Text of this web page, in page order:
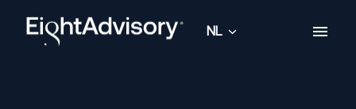
Homepagina
NL